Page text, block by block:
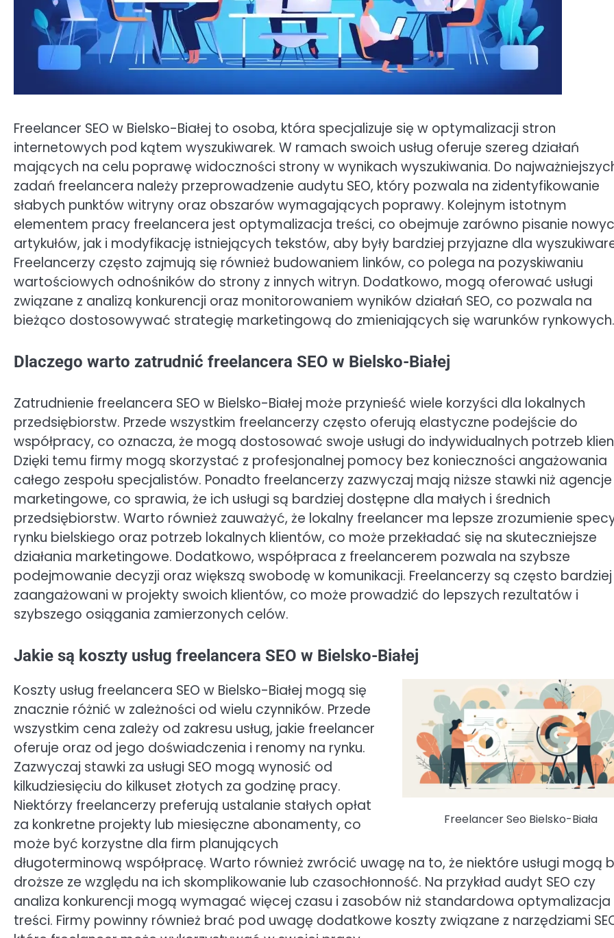
Freelancer SEO w Bielsko-Białej to osoba, która specjalizuje się w optymalizacji stron
internetowych pod kątem wyszukiwarek. W ramach swoich usług oferuje szereg działań
mających na celu poprawę widoczności strony w wynikach wyszukiwania. Do
zadań freelancera należy przeprowadzenie audytu SEO, który pozwala na zidentyfikowanie
słabych punktów witryny oraz obszarów wymagających poprawy. Kolejnym istotnym
elementem pracy freelancera jest optymalizacja treści, co obejmuje zarówno pisanie
artykułów, jak i modyfikację istniejących tekstów, aby były bardziej przyjazne dla
Freelancerzy często zajmują się również budowaniem linków, co polega na pozyskiwaniu
wartościowych odnośników do strony z innych witryn. Dodatkowo, mogą oferować usługi
związane z analizą konkurencji oraz monitorowaniem wyników działań SEO, co pozwala na
bieżąco dostosowywać strategię marketingową do zmieniających się warunków rynkowych.
Dlaczego warto zatrudnić freelancera SEO w Bielsko-Białej
Zatrudnienie freelancera SEO w Bielsko-Białej może przynieść wiele korzyści dla lokalnych
przedsiębiorstw. Przede wszystkim freelancerzy często oferują elastyczne podejście do
współpracy, co oznacza, że mogą dostosować swoje usługi do indywidualnych potrzeb
Dzięki temu firmy mogą skorzystać z profesjonalnej pomocy bez konieczności angażowania
całego zespołu specjalistów. Ponadto freelancerzy zazwyczaj mają niższe stawki niż agencje
marketingowe, co sprawia, że ich usługi są bardziej dostępne dla małych i średnich
przedsiębiorstw. Warto również zauważyć, że lokalny freelancer ma lepsze zrozumienie
rynku bielskiego oraz potrzeb lokalnych klientów, co może przekładać się na skuteczniejsze
działania marketingowe. Dodatkowo, współpraca z freelancerem pozwala na szybsze
podejmowanie decyzji oraz większą swobodę w komunikacji. Freelancerzy są często bardziej
zaangażowani w projekty swoich klientów, co może prowadzić do lepszych rezultatów i
szybszego osiągania zamierzonych celów.
Jakie są koszty usług freelancera SEO w Bielsko-Białej
Freelancer Seo Bielsko-Biała
Koszty usług freelancera SEO w Bielsko-Białej mogą się
znacznie różnić w zależności od wielu czynników. Przede
wszystkim cena zależy od zakresu usług, jakie freelancer
oferuje oraz od jego doświadczenia i renomy na rynku.
Zazwyczaj stawki za usługi SEO mogą wynosić od
kilkudziesięciu do kilkuset złotych za godzinę pracy.
Niektórzy freelancerzy preferują ustalanie stałych opłat
za konkretne projekty lub miesięczne abonamenty, co
może być korzystne dla firm planujących
długoterminową współpracę. Warto również zwrócić uwagę na to, że niektóre usługi mogą
droższe ze względu na ich skomplikowanie lub czasochłonność. Na przykład audyt SEO czy
analiza konkurencji mogą wymagać więcej czasu i zasobów niż standardowa optymalizacja
treści. Firmy powinny również brać pod uwagę dodatkowe koszty związane z narzędziami